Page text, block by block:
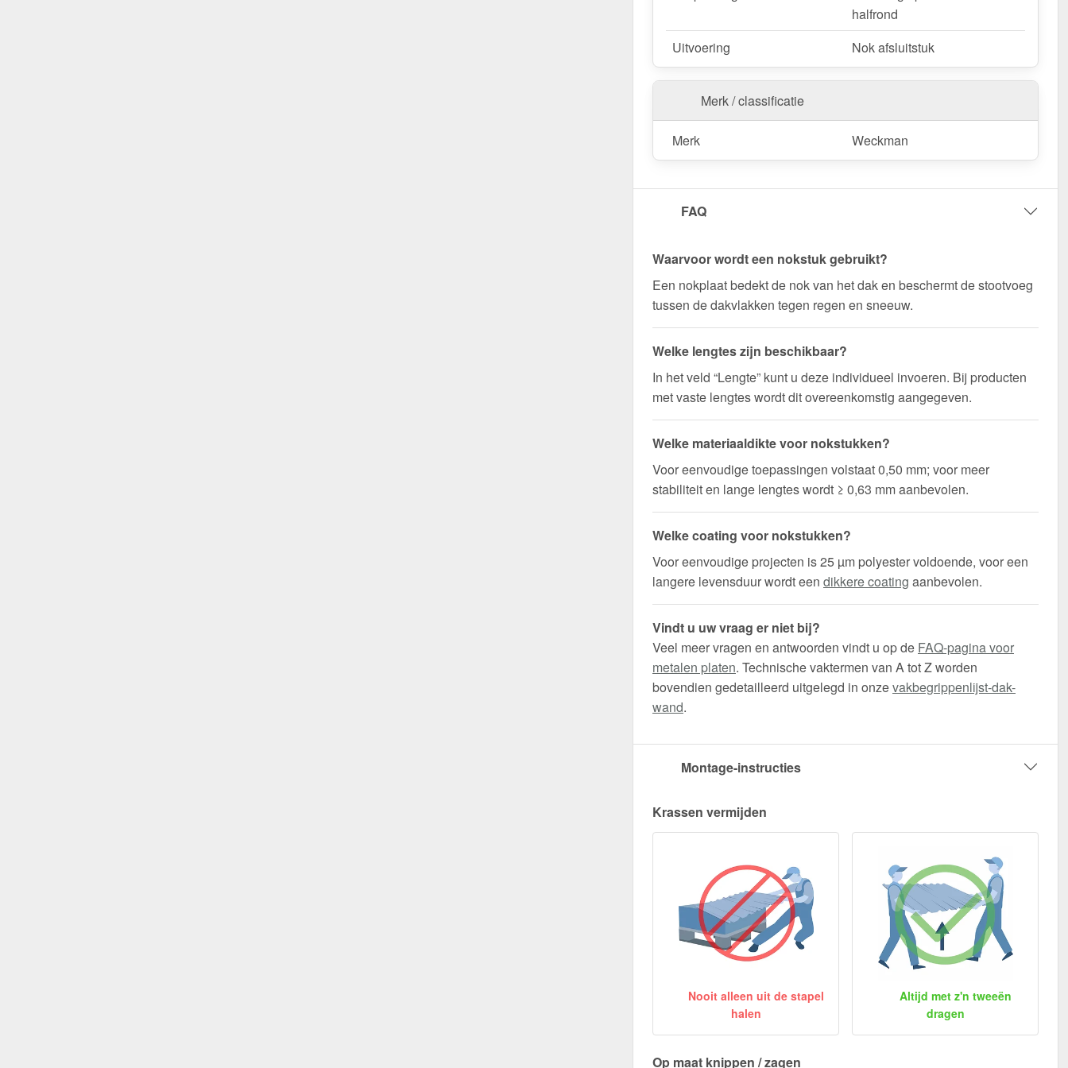
halfrond
Uitvoering
Nok afsluitstuk
Merk / classificatie
Merk Weckman
FAQ
Waarvoor wordt een nokstuk gebruikt?
Een nokplaat bedekt de nok van het dak en beschermt de stootvoeg
tussen de dakvlakken tegen regen en sneeuw.
Welke lengtes zijn beschikbaar?
In het veld “Lengte” kunt u deze individueel invoeren. Bij producten
met vaste lengtes wordt dit overeenkomstig aangegeven.
Welke materiaaldikte voor nokstukken?
Voor eenvoudige toepassingen volstaat 0,50 mm; voor meer
stabiliteit en lange lengtes wordt ≥ 0,63 mm aanbevolen.
Welke coating voor nokstukken?
Voor eenvoudige projecten is 25 µm polyester voldoende, voor een
langere levensduur wordt een dikkere coating aanbevolen.
Vindt u uw vraag er niet bij?
Veel meer vragen en antwoorden vindt u op de FAQ-pagina voor
metalen platen. Technische vaktermen van A tot Z worden
bovendien gedetailleerd uitgelegd in onzevakbegrippenlijst-dak-
wand.
Montage-instructies
Krassen vermijden
Nooit alleen uit de stapel
halen
Altijd met z'n tweeën
dragen
Op maat knippen / zagen